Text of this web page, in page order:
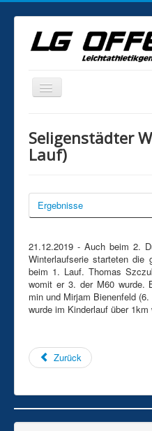
News
Statistik
Fotogalerie
Training
Kontakt
Mitgliedschaft
Seligenstädter
Lauf)
Ergebnisse
21.12.2019 - Auch beim 2.
Winterlaufserie starteten die
beim 1. Lauf. Thomas
womit er 3. der M60 wurde.
min und Mirjam Bienenfeld
wurde im Kinderlauf über 1km
Zurück